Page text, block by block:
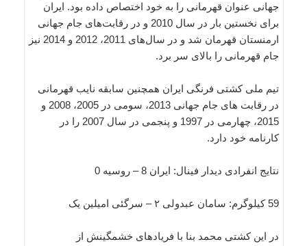
جهانی عنوان قهرمانی را به خود اختصاص داده بود. ایران
برای نخستین بار در سال 2010 و در رقابت‌های جام جهانی
ارمنستان قهرمان شد و در سال‌های 2011، 2012 و 2014 نیز
جام قهرمانی را بالای سر برد.
تیم ملی کشتی فرنگی ایران همچنین سابقه نایب قهرمانی
در رقابت های جام جهانی 2013، سومی در 2005، 2008 و
2015، چهارمی در 1997 و پنجمی در سال 2007 را در
کارنامه خود دارد.
نتایج انفرادی دیدار فینال: ایران 8 – روسیه 0
59 کیلوگرم: سامان عبدولی ۲ – سرگئی امیلین یک
در این کشتی محمد بنا با فریادهای خشمگینش از